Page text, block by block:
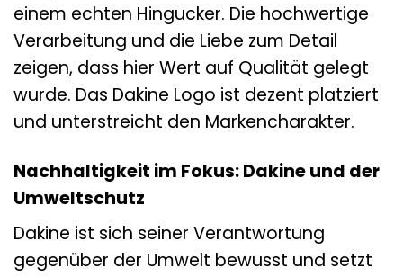
einem echten Hingucker. Die hochwertige
Verarbeitung und die Liebe zum Detail
zeigen, dass hier Wert auf Qualität gelegt
wurde. Das Dakine Logo ist dezent platziert
und unterstreicht den Markencharakter.
Nachhaltigkeit im Fokus: Dakine und der
Umweltschutz
Dakine ist sich seiner Verantwortung
gegenüber der Umwelt bewusst und setzt